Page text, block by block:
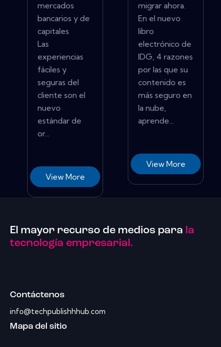
mercados
bancarios y de
capitales
Las
experiencias
fáciles y
seguras del
cliente son el
nuevo
estándar de
or...
View More
migrar ahora.
En el nuevo
libro
electrónico de
IDG, 4 razones
por las que su
contenido es
más seguro en
la nube,
aprende...
View More
El mayor recurso de medios para la
tecnología empresarial.
Contáctenos
info@techpublishhhub.com
Mapa del sitio